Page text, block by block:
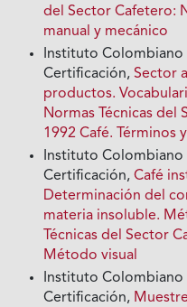
del Sector Cafetero:
manual y mecánico
Instituto Colombiano
Certificación,Sector
productos.
Normas Técnicas del
1992 Café. Términos
Instituto Colombiano
Certificación,Café
Determinación del
materia insoluble.
Técnicas del Sector
Método visual
Instituto Colombiano
Certificación,